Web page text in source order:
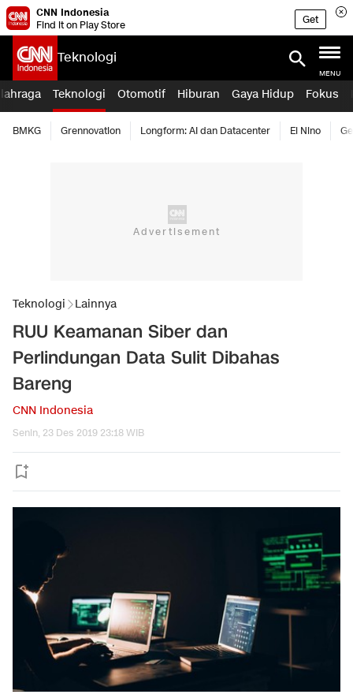
CNN Indonesia
Find it on Play Store
Get
Teknologi
MENU
Teknologi Otomotif Hiburan Gaya Hidup Fokus
BMKG Grennovation Longform: AI dan Datacenter El Nino
Teknologi Lainnya
RUU Keamanan Siber dan
Perlindungan Data Sulit Dibahas
Bareng
CNN Indonesia
Senin, 23 Des 2019 23:18 WIB